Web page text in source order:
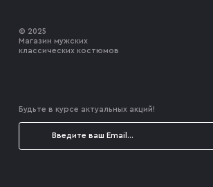
© 2025
Магазин мужских
классических костюмов
Будьте в курсе актуальных акций!